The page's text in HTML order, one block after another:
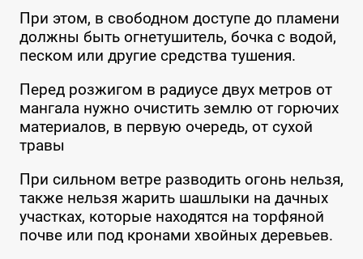
При этом, в свободном доступе до пламени
должны быть огнетушитель, бочка с водой,
песком или другие средства тушения.
Перед розжигом в радиусе двух метров от
мангала нужно очистить землю от горючих
материалов, в первую очередь, от сухой
травы
При сильном ветре разводить огонь нельзя,
также нельзя жарить шашлыки на дачных
участках, которые находятся на торфяной
почве или под кронами хвойных деревьев.